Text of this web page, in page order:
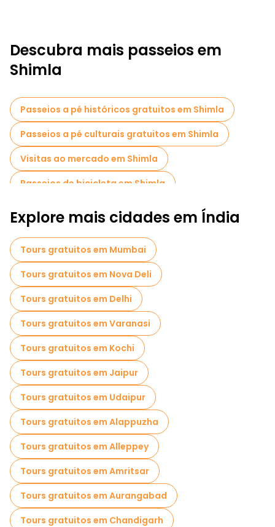
Descubra mais passeios em
Shimla
Passeios a pé históricos gratuitos em Shimla
Passeios a pé culturais gratuitos em Shimla
Visitas ao mercado em Shimla
Passeios de bicicleta em Shimla
Explore mais cidades em Índia
Tours gratuitos em Mumbai
Tours gratuitos em Nova Deli
Tours gratuitos em Delhi
Tours gratuitos em Varanasi
Tours gratuitos em Kochi
Tours gratuitos em Jaipur
Tours gratuitos em Udaipur
Tours gratuitos em Alappuzha
Tours gratuitos em Alleppey
Tours gratuitos em Amritsar
Tours gratuitos em Aurangabad
Tours gratuitos em Chandigarh